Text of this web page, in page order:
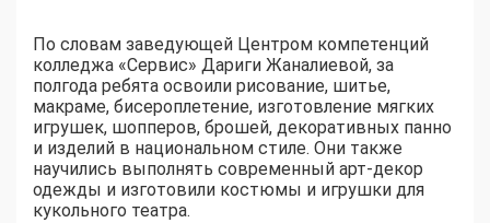
По словам заведующей Центром компетенций
колледжа «Сервис» Дариги Жаналиевой, за
полгода ребята освоили рисование, шитье,
макраме, бисероплетение, изготовление мягких
игрушек, шопперов, брошей, декоративных панно
и изделий в национальном стиле. Они также
научились выполнять современный арт-декор
одежды и изготовили костюмы и игрушки для
кукольного театра.